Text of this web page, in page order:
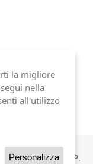
Modena | P.
la migliore
nella
all'utilizzo
Personalizza